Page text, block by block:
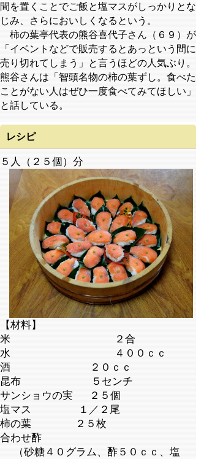
間を置くことでご飯と塩マスがしっかりとな
じみ、さらにおいしくなるという。
柿の葉亭代表の熊谷喜代子さん（６９）が
「イベントなどで販売するとあっという間に
売り切れてしまう」と言うほどの人気ぶり。
熊谷さんは「智頭名物の柿の葉ずし。食べた
ことがない人はぜひ一度食べてみてほしい」
と話している。
レシピ
５人（２５個）分
【材料】
米 ２合
水 ４００ｃｃ
酒 ２０ｃｃ
昆布 ５センチ
サンショウの実 ２５個
塩マス １／２尾
柿の葉 ２５枚
合わせ酢
（砂糖４０グラム、酢５０ｃｃ、塩